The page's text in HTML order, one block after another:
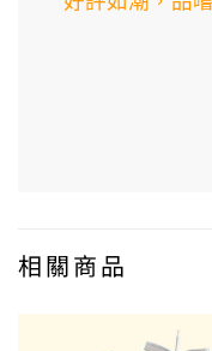
相關商品